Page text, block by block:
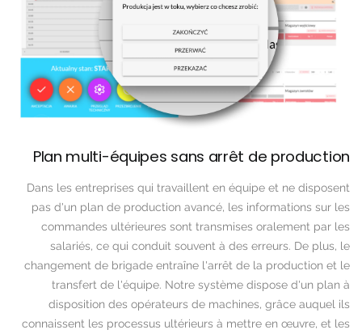
Plan multi-équipes sans arrêt de production
Dans les entreprises qui travaillent en équipe et ne disposent
pas d'un plan de production avancé, les informations sur les
commandes ultérieures sont transmises oralement par les
salariés, ce qui conduit souvent à des erreurs. De plus, le
changement de brigade entraîne l'arrêt de la production et le
transfert de l'équipe. Notre système dispose d'un plan à
disposition des opérateurs de machines, grâce auquel ils
connaissent les processus ultérieurs à mettre en œuvre, et les